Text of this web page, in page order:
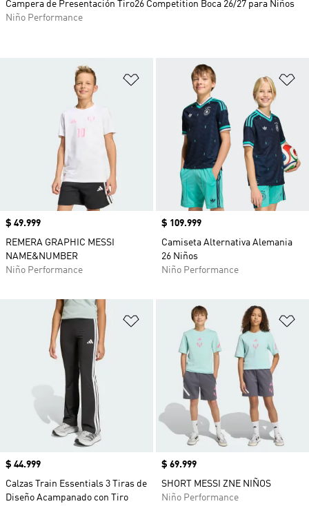
Añadir a la lista de deseos
Precio
$ 49.999
REMERA GRAPHIC MESSI
NAME&NUMBER
Niño Performance
Precio
$ 109.999
Camiseta Alternativa Alemania
26 Niños
Niño Performance
Añadir a la lista de deseos
Precio
$ 44.999
Calzas Train Essentials 3 Tiras de
Diseño Acampanado con Tiro
Precio
$ 69.999
SHORT MESSI ZNE NIÑOS
Niño Performance
Campera de Presentación Tiro26 Competition Boca 26/27 para Niños
Niño Performance